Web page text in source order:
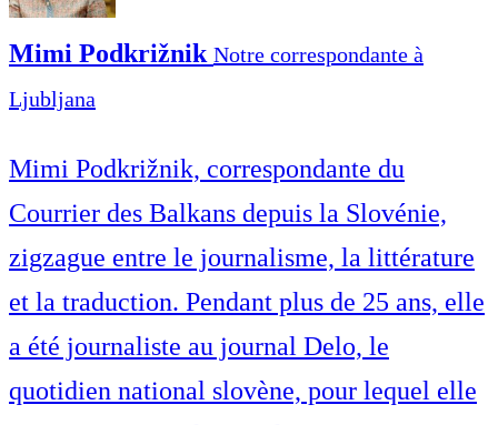
Mimi Podkrižnik Notre correspondante à
Ljubljana
Mimi Podkrižnik, correspondante du
Courrier des Balkans depuis la Slovénie,
zigzague entre le journalisme, la littérature
et la traduction. Pendant plus de 25 ans, elle
a été journaliste au journal Delo, le
quotidien national slovène, pour lequel elle